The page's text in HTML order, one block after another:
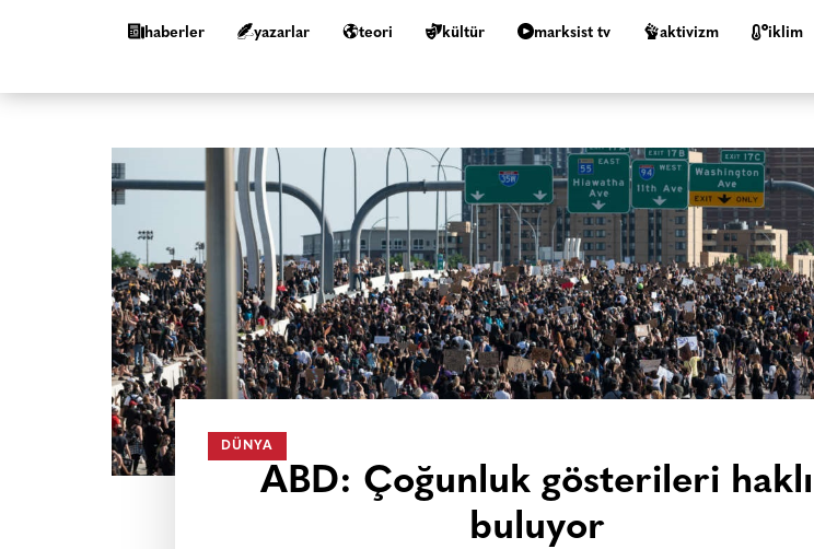
haberler yazarlar teori kültür marksist tv aktivizm i̇klim
DÜNYA
ABD: Çoğunluk gösterileri haklı
buluyor